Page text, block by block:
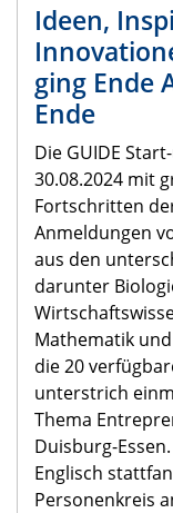
Ideen,
ging Ende
Ende
Die GUIDE
30.08.2024 mit
Fortschritten
Anmeldungen
aus den
darunter
Mathematik
die 20
unterstrich
Thema
Duisburg-
Englisch
Personenkreis